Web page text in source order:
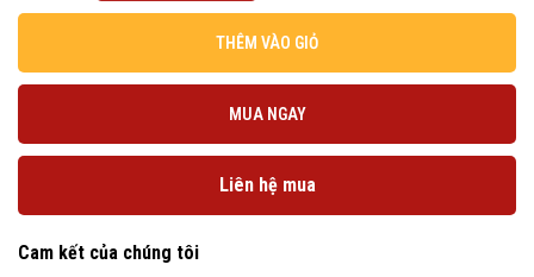
THÊM VÀO GIỎ
MUA NGAY
Liên hệ mua
Cam kết của chúng tôi